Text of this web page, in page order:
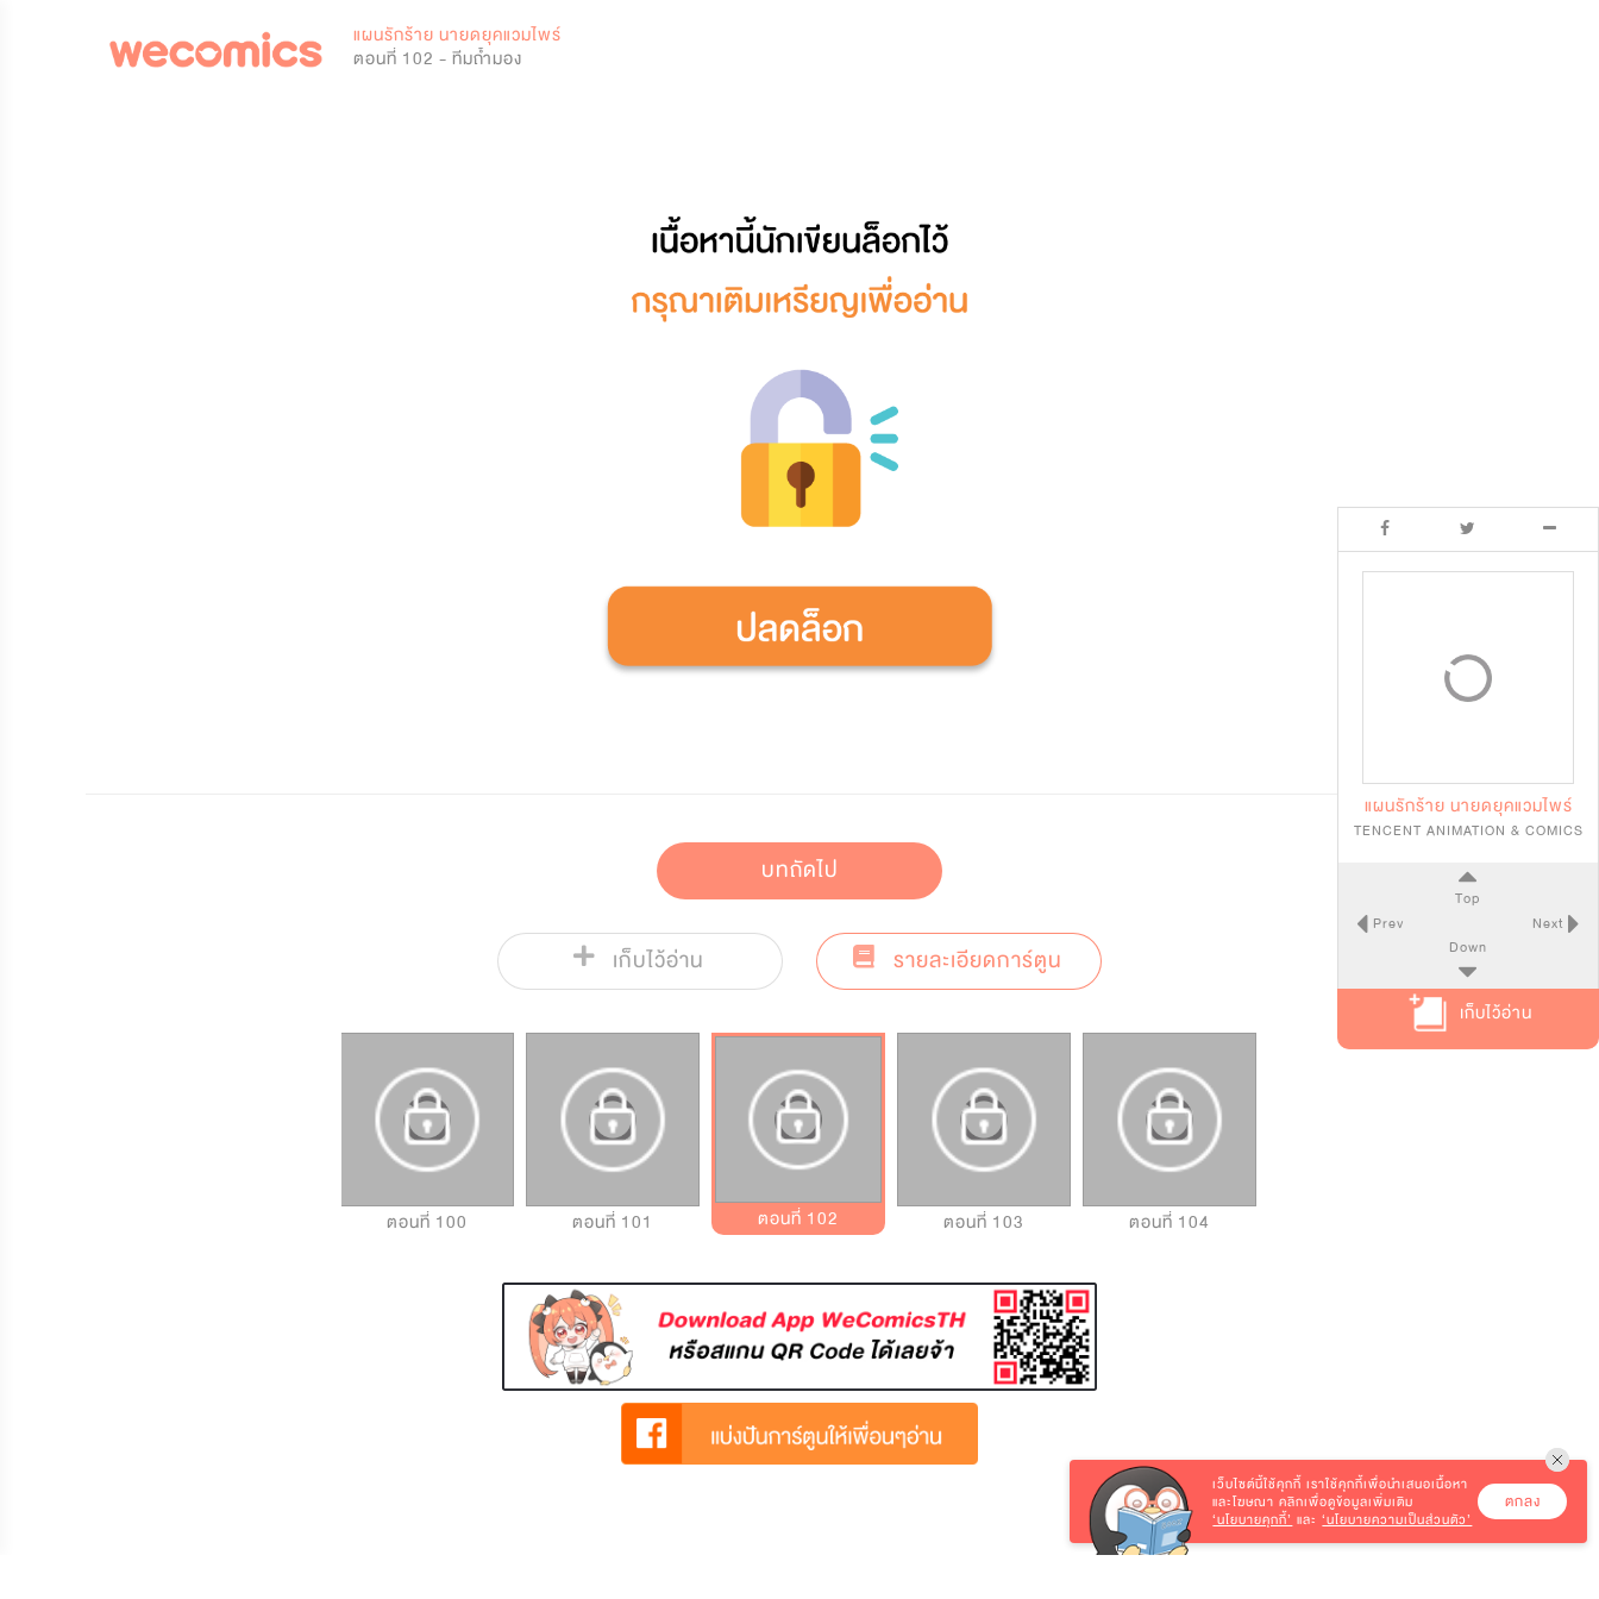
แผนรักร้าย นายดยุคแวมไพร์
ตอนที่ 102 - ทีมถ้ำมอง
บทถัดไป
เก็บไว้อ่าน รายละเอียดการ์ตูน
ตอนที่ 100 ตอนที่ 101 ตอนที่ 102 ตอนที่ 103 ตอนที่ 104
แผนรักร้าย นายดยุคแวมไพร์
TENCENT ANIMATION & COMICS
Top
Prev
Next
Down
เก็บไว้อ่าน
เว็บไซต์นี้ใช้คุกกี้ เราใช้คุกกี้เพื่อนำเสนอเนื้อหา
และโฆษณา คลิกเพื่อดูข้อมูลเพิ่มเติม
‘นโยบายคุกกี้’ และ‘นโยบายความเป็นส่วนตัว’
ตกลง